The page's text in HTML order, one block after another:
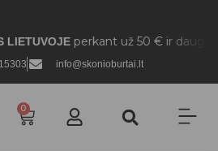
info@skonioburtai.lt
perkant už 50 € ir daugiau.
0